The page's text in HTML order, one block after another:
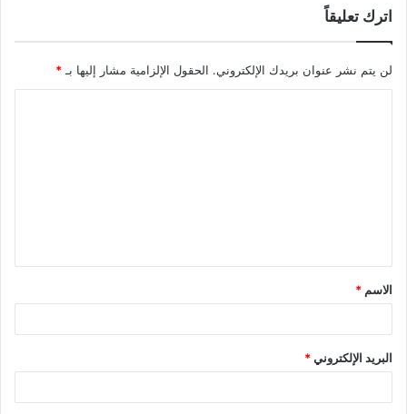
اترك تعليقاً
لن يتم نشر عنوان بريدك الإلكتروني. الحقول الإلزامية مشار إليها بـ*
ق
*
الاسم *
البريد الإلكتروني*